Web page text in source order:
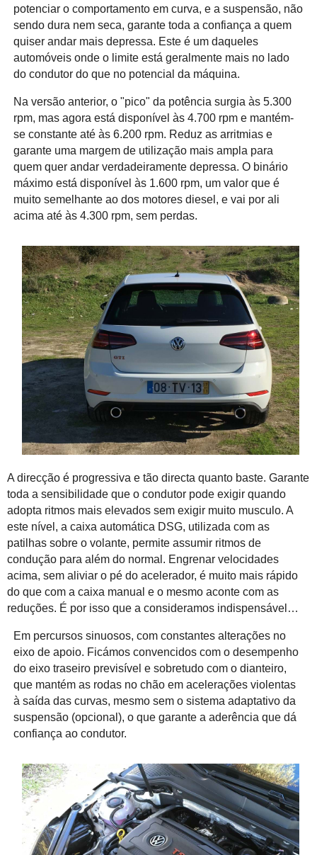
potenciar o comportamento em curva, e a suspensão, não
sendo dura nem seca, garante toda a confiança a quem
quiser andar mais depressa. Este é um daqueles
automóveis onde o limite está geralmente mais no lado
do condutor do que no potencial da máquina.
Na versão anterior, o "pico" da potência surgia às 5.300
rpm, mas agora está disponível às 4.700 rpm e mantém-
se constante até às 6.200 rpm. Reduz as arritmias e
garante uma margem de utilização mais ampla para
quem quer andar verdadeiramente depressa. O binário
máximo está disponível às 1.600 rpm, um valor que é
muito semelhante ao dos motores diesel, e vai por ali
acima até às 4.300 rpm, sem perdas.
A direcção é progressiva e tão directa quanto baste. Garante
toda a sensibilidade que o condutor pode exigir quando
adopta ritmos mais elevados sem exigir muito musculo. A
este nível, a caixa automática DSG, utilizada com as
patilhas sobre o volante, permite assumir ritmos de
condução para além do normal. Engrenar velocidades
acima, sem aliviar o pé do acelerador, é muito mais rápido
do que com a caixa manual e o mesmo aconte com as
reduções. É por isso que a consideramos indispensável…
Em percursos sinuosos, com constantes alterações no
eixo de apoio. Ficámos convencidos com o desempenho
do eixo traseiro previsível e sobretudo com o dianteiro,
que mantém as rodas no chão em acelerações violentas
à saída das curvas, mesmo sem o sistema adaptativo da
suspensão (opcional), o que garante a aderência que dá
confiança ao condutor.